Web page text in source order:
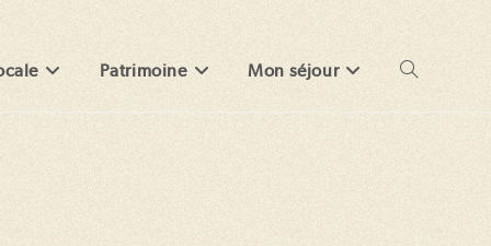
Patrimoine Mon séjour Toggle
search